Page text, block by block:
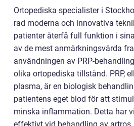
Ortopediska specialister i
rad moderna och innovativa
patienter återfå full funktion i
av de mest anmärkningsvärda
användningen av PRP-
olika ortopediska tillstånd. PRP,
plasma, är en biologisk
patientens eget blod för att
minska inflammation. Detta har